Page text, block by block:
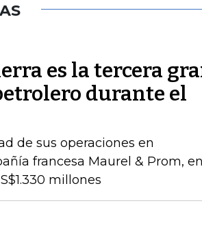
es la tercera
durante el
de sus operaciones en
francesa Maurel & Prom, en
millones